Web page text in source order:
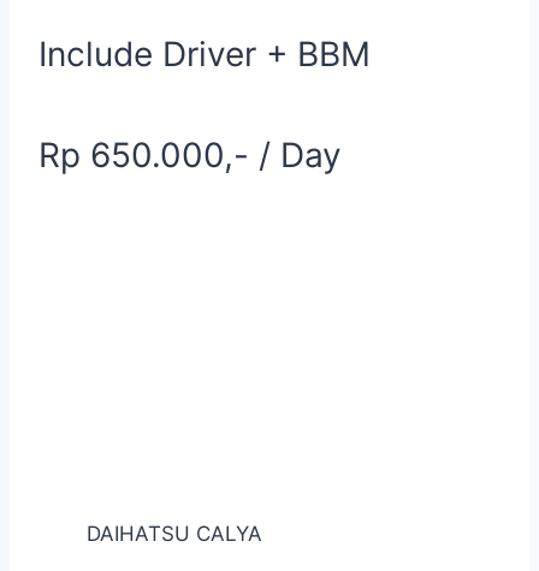
Include Driver + BBM
Rp 650.000,- / Day
DAIHATSU CALYA